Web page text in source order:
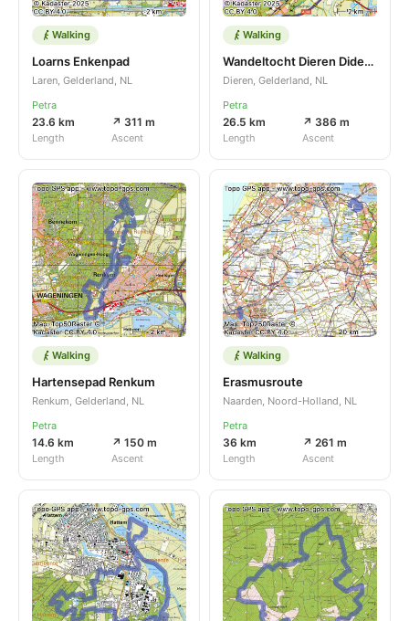
Walking
Loarns Enkenpad
Laren, Gelderland, NL
Petra
23.6 km
Length
↗ 311 m
Ascent
Walking
Wandeltocht Dieren Diderna
Dieren, Gelderland, NL
Petra
26.5 km
Length
↗ 386 m
Ascent
Walking
Hartensepad Renkum
Renkum, Gelderland, NL
Petra
14.6 km
Length
↗ 150 m
Ascent
Walking
Erasmusroute
Naarden, Noord-Holland, NL
Petra
36 km
Length
↗ 261 m
Ascent